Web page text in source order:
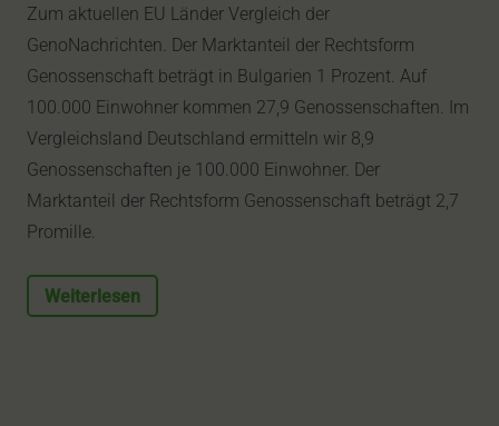
Zum aktuellen EU Länder Vergleich der
GenoNachrichten. Der Marktanteil der Rechtsform
Genossenschaft beträgt in Bulgarien 1 Prozent. Auf
100.000 Einwohner kommen 27,9 Genossenschaften. Im
Vergleichsland Deutschland ermitteln wir 8,9
Genossenschaften je 100.000 Einwohner. Der
Marktanteil der Rechtsform Genossenschaft beträgt 2,7
Promille.
Weiterlesen